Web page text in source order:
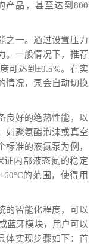
产品，甚至达到800
一。通过设置压力
。一般情况下，推荐
可达到±0.5%。在实
情况，泵会自动切换
好的绝热性能，以
如聚氨酯泡沫或真空
准的液氮泵为例，
证内部液态氮的稳定
的范围，使得用
智能化程度，可以
蓝牙模块，用户可以
体实现步骤如下：首